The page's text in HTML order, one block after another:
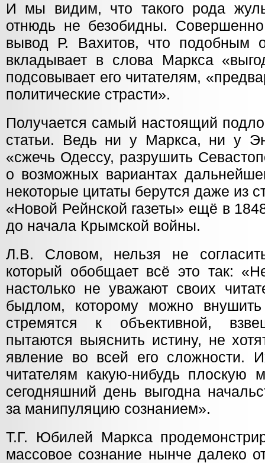
И мы видим, что такого рода
отнюдь не безобидны.
вывод Р. Вахитов, что подобным
вкладывает в слова Маркса
подсовывает его читателям,
политические страсти».
Получается самый настоящий
статьи. Ведь ни у Маркса, ни у
«сжечь Одессу, разрушить
о возможных вариантах
некоторые цитаты берутся даже из
«Новой Рейнской газеты» ещё в
до начала Крымской войны.
Л.В. Словом, нельзя не
который обобщает всё это так:
настолько не уважают своих
быдлом, которому можно
стремятся к объективной,
пытаются выяснить истину, не
явление во всей его сложности.
читателям какую-нибудь плоскую
сегодняшний день выгодна
за манипуляцию сознанием».
Т.Г. Юбилей Маркса
массовое сознание нынче далеко